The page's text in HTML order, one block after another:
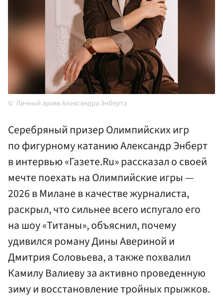
Личный архив Александра Энберта
Серебряный призер Олимпийских игр
по фигурному катанию Александр Энберт
в интервью «Газете.Ru» рассказал о своей
мечте поехать на Олимпийские игры —
2026 в Милане в качестве журналиста,
раскрыл, что сильнее всего испугало его
на шоу «Титаны», объяснил, почему
удивился роману Дины Авериной и
Дмитрия Соловьева, а также похвалил
Камилу Валиеву за активно проведенную
зиму и восстановление тройных прыжков.